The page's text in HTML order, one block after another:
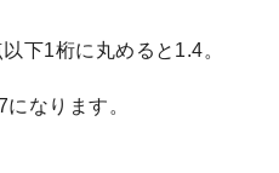
下1桁に丸めると1.4。
なります。